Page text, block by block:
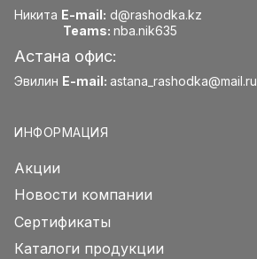
Никита E-mail: d@rashodka.kz
Teams: nba.nik635
Астана офис:
Эвилин E-mail: astana_rashodka@mail.ru
ИНФОРМАЦИЯ
Акции
Новости компании
Сертификаты
Каталоги продукции